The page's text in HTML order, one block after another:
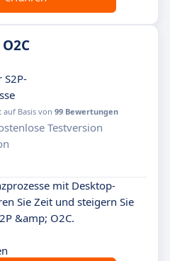
auf Basis von 99 Bewertungen
Testversion
mit Desktop-
Sie Zeit und steigern Sie
&amp; O2C.